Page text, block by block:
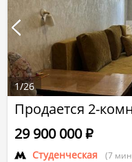
Продается 2-
Студенческая (7
29 900 000Р
1/26